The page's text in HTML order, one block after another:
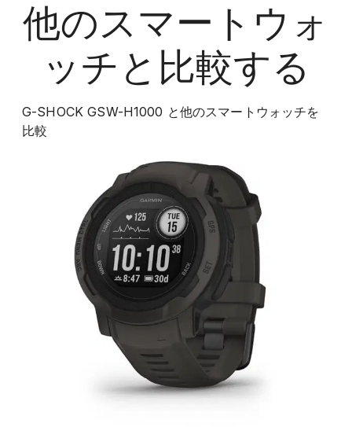
他のスマートウォ
ッチ と比較する
G-SHOCK GSW-H1000 と他のスマートウォッチを
比較